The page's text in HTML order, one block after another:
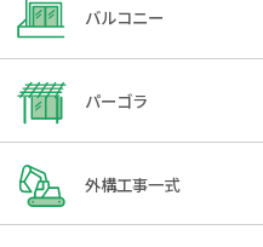
バルコニー
パーゴラ
外構工事一式